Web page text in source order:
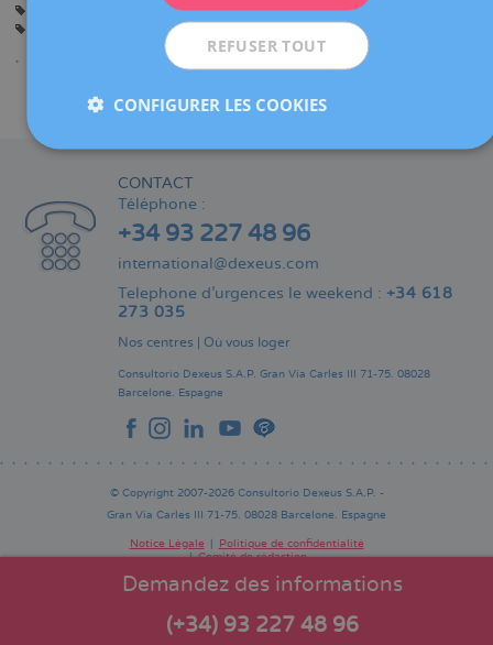
Assistance avant la Grossesse
Grossesse et Accouchement
Gynécologie Générale
Demandez des informations
(+34) 93 227 48 96
CONTACT
Téléphone :
+34 93 227 48 96
international@dexeus.com
Telephone d’urgences le weekend : +34 618
273 035
Nos centres | Où vous loger
Consultorio Dexeus S.A.P. Gran Via Carles III 71-75. 08028
Barcelone. Espagne
© Copyright 2007-2026 Consultorio Dexeus S.A.P. -
Gran Via Carles III 71-75. 08028 Barcelone. Espagne
Pie
Notice Légale
Politique de confidentialité
Comité de rédaction
REFUSER TOUT
CONFIGURER LES COOKIES